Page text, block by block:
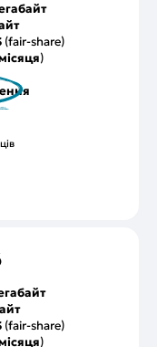
(fair-share)
)
(fair-share)
)